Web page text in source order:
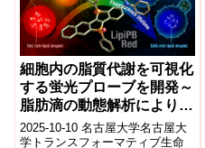
細胞内の脂質代謝を可視化
する蛍光プローブを開発～
脂肪滴の動態解析により疾
患理解、診断・治療法開発
に貢献～
2025-10-10 名古屋大学名古屋大
学トランスフォーマティブ生命